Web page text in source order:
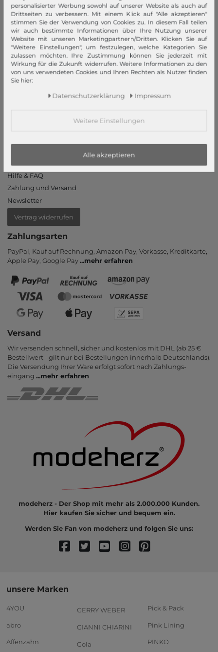
Datenschutzerklärung
Datenschutzeinstellungen
Barrierefreiheitserklärung
Jobs
Unsere Stores
Mein Konto
Hilfe & FAQ
Zahlung und Versand
Newsletter
Vertrag widerrufen
Zahlungsarten
PayPal, Kauf auf Rechnung, Amazon Pay, Vor­kasse, Kredit­karte,
Apple Pay, Google Pay...mehr erfahren
Versand
Wir versenden schnell, sicher und kostenlos mit DHL (ab 25 €
Bestell­wert - gilt nur bei Bestel­lungen inner­halb Deutsch­lands).
Die Ver­sendung Ihrer Ware er­folgt sofort nach Zahlungs­
eingang ...mehr erfahren
modeherz - Der Shop mit mehr als 2.000.000 Kunden.
Hier kaufen Sie sicher und bequem ein.
Werden Sie Fan von modeherz und folgen Sie uns:
unsere Marken
4YOU
abro
Affenzahn
GERRY WEBER
GIANNI CHIARINI
Gola
Pick & Pack
Pink Lining
PINKO
personalisierter Werbung sowohl auf unserer Website als auch auf
Drittseiten zu verbessern. Mit einem Klick auf "Alle akzeptieren"
stimmen Sie der Verwendung von Cookies zu. In diesem Fall teilen
wir auch bestimmte Informationen über Ihre Nutzung unserer
Website mit unseren Marketingpartnern/Dritten. Klicken Sie auf
"Weitere Einstellungen", um festzulegen, welche Kategorien Sie
zulassen möchten. Ihre Zustimmung können Sie jederzeit mit
Wirkung für die Zukunft widerrufen. Weitere Informationen zu den
von uns verwendeten Cookies und Ihren Rechten als Nutzer finden
Sie hier:
Daten­schutz­erklärung Impressum
Weitere Einstellungen
Alle akzeptieren